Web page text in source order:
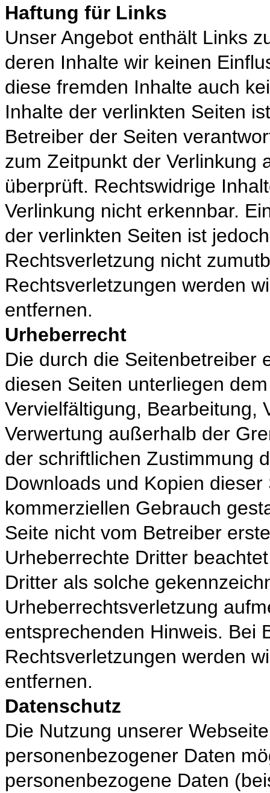
Haftung für Links
Unser Angebot enthält Links
deren Inhalte wir keinen
diese fremden Inhalte auch
Inhalte der verlinkten Seiten
Betreiber der Seiten
zum Zeitpunkt der Verlinkung
überprüft. Rechtswidrige
Verlinkung nicht erkennbar.
der verlinkten Seiten ist
Rechtsverletzung nicht
Rechtsverletzungen werden
entfernen.
Urheberrecht
Die durch die Seitenbetreiber
diesen Seiten unterliegen
Vervielfältigung, Bearbeitung,
Verwertung außerhalb der
der schriftlichen Zustimmung
Downloads und Kopien
kommerziellen Gebrauch
Seite nicht vom Betreiber
Urheberrechte Dritter
Dritter als solche
Urheberrechtsverletzung
entsprechenden Hinweis. Bei
Rechtsverletzungen werden
entfernen.
Datenschutz
Die Nutzung unserer
personenbezogener Daten
personenbezogene Daten